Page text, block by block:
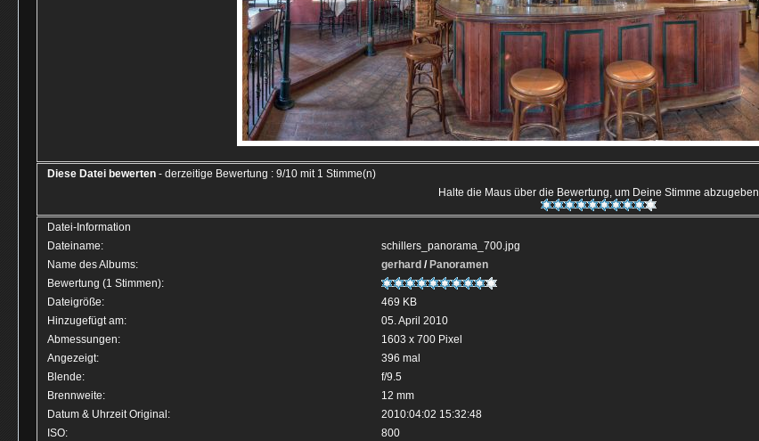
Diese Datei bewerten - derzeitige Bewertung : 9/10 mit 1 Stimme(n)
Halte die Maus über die Bewertung, um Deine Stimme abzugeben
Datei-Information
Dateiname:
schillers_panorama_700.jpg
Name des Albums:
gerhard / Panoramen
Bewertung (1 Stimmen):
Dateigröße:
469 KB
Hinzugefügt am:
05. April 2010
Abmessungen:
1603 x 700 Pixel
Angezeigt:
396 mal
Blende:
f/9.5
Brennweite:
12 mm
Datum & Uhrzeit Original:
2010:04:02 15:32:48
ISO:
800